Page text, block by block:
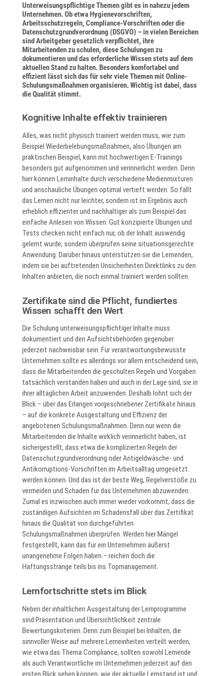
Unterweisungspflichtige Themen gibt es in nahezu jedem
Unternehmen. Ob etwa Hygienevorschriften,
Arbeitsschutzregeln, Compliance-Vorschriften oder die
Datenschutzgrundverordnung (DSGVO) – in vielen Bereichen
sind Arbeitgeber gesetzlich verpflichtet, ihre
Mitarbeitenden zu schulen, diese Schulungen zu
dokumentieren und das erforderliche Wissen stets auf dem
aktuellen Stand zu halten. Besonders komfortabel und
effizient lässt sich das für sehr viele Themen mit Online-
Schulungsmaßnahmen organisieren. Wichtig ist dabei, dass
die Qualität stimmt.
Kognitive Inhalte effektiv trainieren
Alles, was nicht physisch trainiert werden muss, wie zum
Beispiel Wiederbelebungsmaßnahmen, also Übungen am
praktischen Beispiel, kann mit hochwertigen E-Trainings
besonders gut aufgenommen und verinnerlicht werden. Denn
hier können Lerninhalte durch verschiedene Medienmixturen
und anschauliche Übungen optimal vertieft werden. So fällt
das Lernen nicht nur leichter, sondern ist im Ergebnis auch
erheblich effizienter und nachhaltiger als zum Beispiel das
einfache Anlesen von Wissen. Gut konzipierte Übungen und
Tests checken nicht einfach nur, ob der Inhalt auswendig
gelernt wurde, sondern überprüfen seine situationsgerechte
Anwendung. Darüber hinaus unterstützen sie die Lernenden,
indem sie bei auftretenden Unsicherheiten Direktlinks zu den
Inhalten anbieten, die noch einmal trainiert werden sollten.
Zertifikate sind die Pflicht, fundiertes
Wissen schafft den Wert
Die Schulung unterweisungspflichtiger Inhalte muss
dokumentiert und den Aufsichtsbehörden gegenüber
jederzeit nachweisbar sein. Für verantwortungsbewusste
Unternehmen sollte es allerdings vor allem entscheidend sein,
dass die Mitarbeitenden die geschulten Regeln und Vorgaben
tatsächlich verstanden haben und auch in der Lage sind, sie in
ihrer alltäglichen Arbeit anzuwenden. Deshalb lohnt sich der
Blick – über das Erlangen vorgeschriebener Zertifikate hinaus
– auf die konkrete Ausgestaltung und Effizienz der
angebotenen Schulungsmaßnahmen. Denn nur wenn die
Mitarbeitenden die Inhalte wirklich verinnerlicht haben, ist
sichergestellt, dass etwa die komplizierten Regeln der
Datenschutzgrundverordnung oder Antigeldwäsche- und
Antikorruptions-Vorschriften im Arbeitsalltag umgesetzt
werden können. Und das ist der beste Weg, Regelverstöße zu
vermeiden und Schaden für das Unternehmen abzuwenden.
Zumal es inzwischen auch immer wieder vorkommt, dass die
zuständigen Aufsichten im Schadensfall über das Zertifikat
hinaus die Qualität von durchgeführten
Schulungsmaßnahmen überprüfen. Werden hier Mängel
festgestellt, kann das für ein Unternehmen äußerst
unangenehme Folgen haben – reichen doch die
Haftungsstränge teils bis ins Topmanagement.
Lernfortschritte stets im Blick
Neben der inhaltlichen Ausgestaltung der Lernprogramme
sind Präsentation und Übersichtlichkeit zentrale
Bewertungskriterien. Denn zum Beispiel bei Inhalten, die
sinnvoller Weise auf mehrere Lerneinheiten verteilt werden,
wie etwa das Thema Compliance, sollten sowohl Lernende
als auch Verantwortliche im Unternehmen jederzeit auf den
ersten Blick sehen können, wie der aktuelle Lernstand ist und